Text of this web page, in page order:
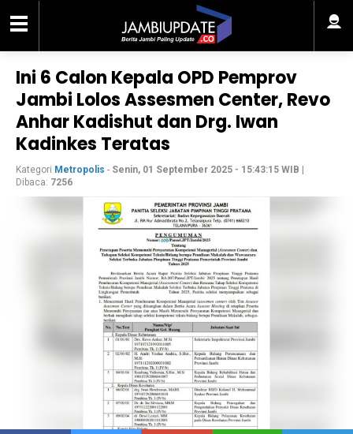
Ini 6 Calon Kepala OPD Pemprov
Jambi Lolos Assesmen Center, Revo
Anhar Kadishut dan Drg. Iwan
Kadinkes Teratas
Kategori Metropolis - Senin, 01 September 2025 - 15:43:15 WIB
Dibaca: 7256